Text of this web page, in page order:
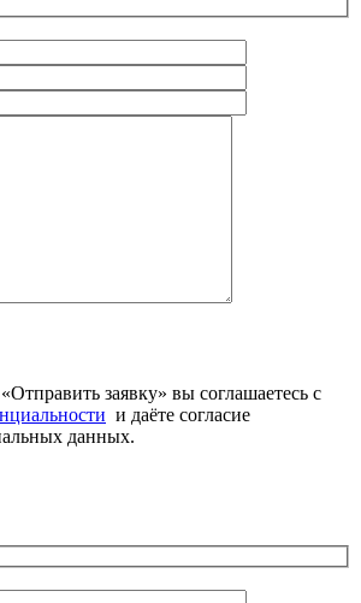
заявку» вы соглашаетесь с
и даёте согласие
данных.